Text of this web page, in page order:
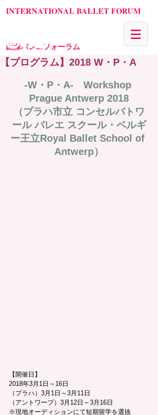
INTERNATIONAL BALLET FORUM
国際バレエフォーラム
【プログラム】2018 W・P・A
-W・P・A-　Workshop
Prague Antwerp 2018
（プラハ市立 コンセルバトワ
ール バレエ スクール・ベルギ
ー王立Royal Ballet School of
Antwerp）
【開催日】
2018年3月1日～16日
（プラハ）3月1日～3月11日
（アントワープ）3月12日～3月16日
※現地オーディションにて短期留学を選抜